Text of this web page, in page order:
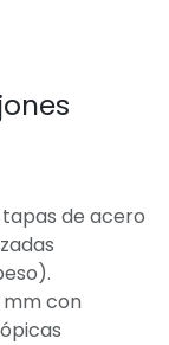
de acero
mm con